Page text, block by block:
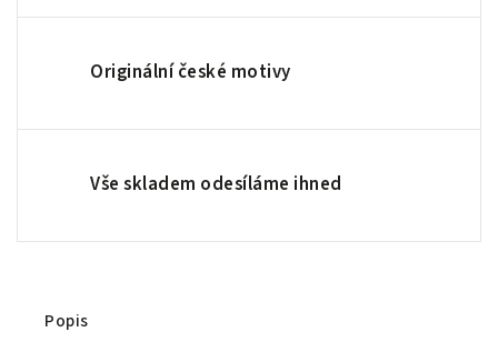
Originální české motivy
Vše skladem odesíláme ihned
Popis